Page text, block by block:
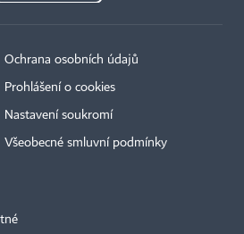
Ochrana osobních údajů
Prohlášení o cookies
Nastavení soukromí
Všeobecné smluvní podmínky